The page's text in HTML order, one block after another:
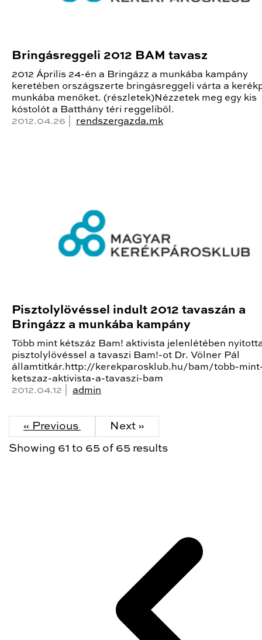
Bringásreggeli 2012 BAM tavasz
2012 Április 24-én a Bringázz a munkába kampány
keretében országszerte bringásreggeli várta a
munkába menőket. (részletek)Nézzetek meg egy kis
kóstolót a Batthány téri reggeliből.
2012.04.26 | rendszergazda.mk
Pisztolylövéssel indult 2012 tavaszán a
Bringázz a munkába kampány
Több mint kétszáz Bam! aktivista jelenlétében
pisztolylövéssel a tavaszi Bam!-ot Dr. Völner Pál
államtitkár.http://kerekparosklub.hu/bam/tobb-
ketszaz-aktivista-a-tavaszi-bam
2012.04.12 | admin
« Previous Next »
Showing 61 to 65 of 65 results